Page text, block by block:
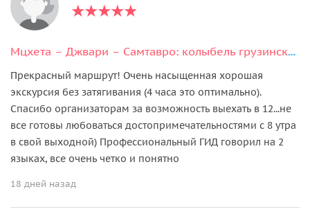
Мцхета – Джвари – Самтавро: колыбель грузинского христианства
Прекрасный маршрут! Очень насыщенная хорошая
экскурсия без затягивания (4 часа это оптимально).
Спасибо организаторам за возможность выехать в 12...не
все готовы любоваться достопримечательностями с 8 утра
в свой выходной) Профессиональный ГИД говорил на 2
языках, все очень четко и понятно
18 дней назад